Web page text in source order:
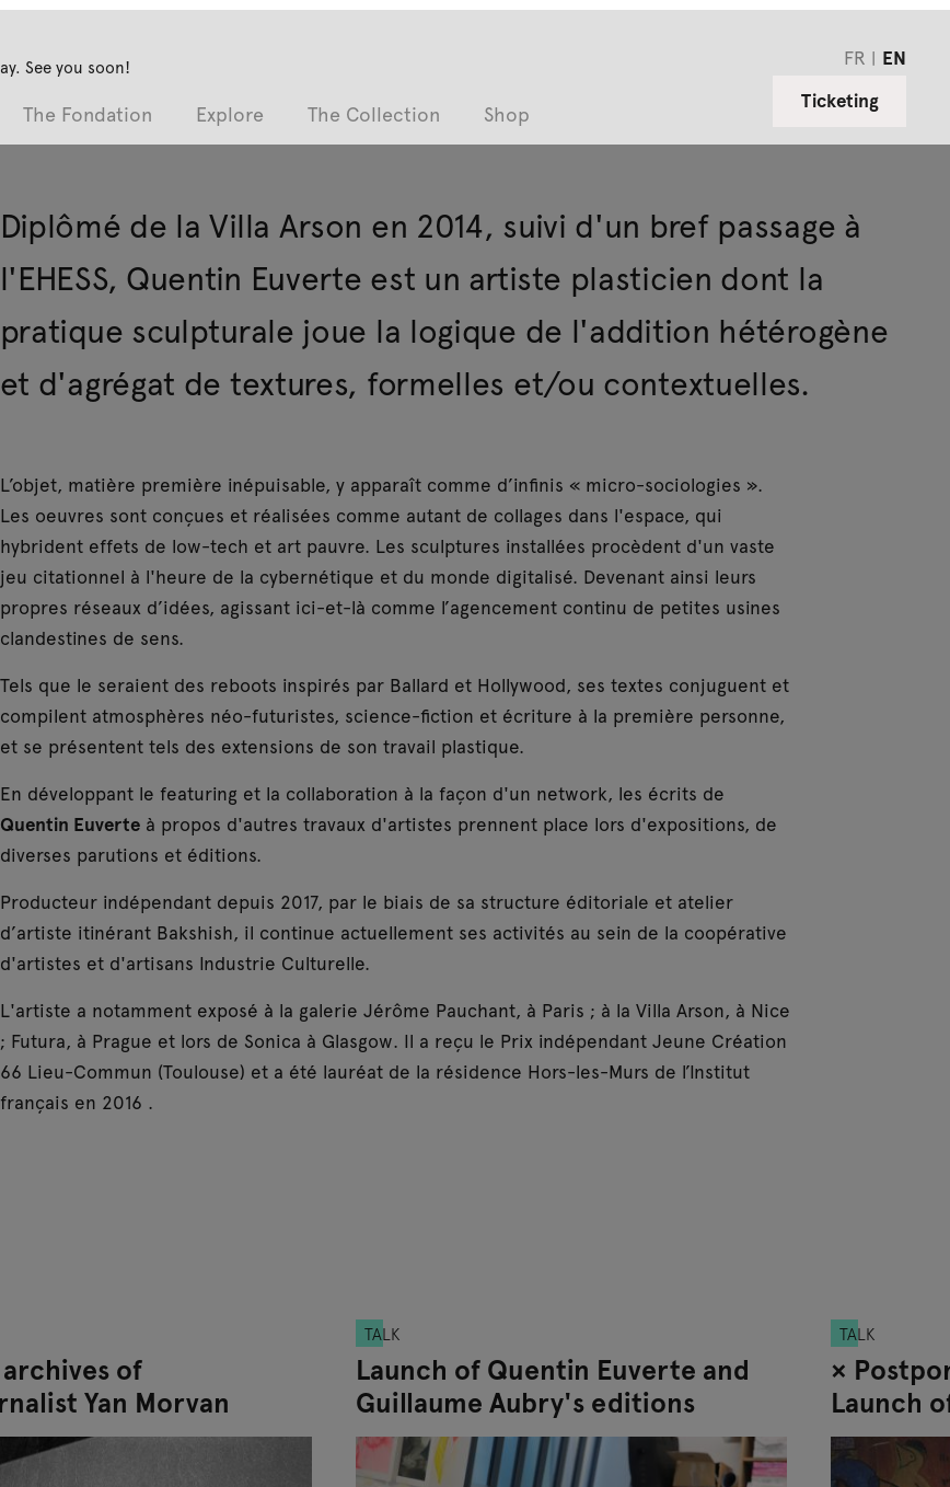
See you soon!
The Fondation Explore The Collection Shop
FR
EN
Ticketing
Diplômé de la Villa Arson en 2014, suivi d'un bref passage à
l'EHESS, Quentin Euverte est un artiste plasticien dont la
pratique sculpturale joue la logique de l'addition hétérogène
et d'agrégat de textures, formelles et/ou contextuelles.
L’objet, matière première inépuisable, y apparaît comme d’infinis « micro-sociologies ».
Les oeuvres sont conçues et réalisées comme autant de collages dans l'espace, qui
hybrident effets de low-tech et art pauvre. Les sculptures installées procèdent d'un vaste
jeu citationnel à l'heure de la cybernétique et du monde digitalisé. Devenant ainsi leurs
propres réseaux d’idées, agissant ici-et-là comme l’agencement continu de petites usines
clandestines de sens.
Tels que le seraient des reboots inspirés par Ballard et Hollywood, ses textes conjuguent et
compilent atmosphères néo-futuristes, science-fiction et écriture à la première personne,
et se présentent tels des extensions de son travail plastique.
En développant le featuring et la collaboration à la façon d'un network, les écrits de
Quentin Euverteà propos d'autres travaux d'artistes prennent place lors d'expositions, de
diverses parutions et éditions.
Producteur indépendant depuis 2017, par le biais de sa structure éditoriale et atelier
d’artiste itinérant Bakshish, il continue actuellement ses activités au sein de la coopérative
d'artistes et d'artisans Industrie Culturelle.
L'artiste a notamment exposé à la galerie Jérôme Pauchant, à Paris ; à la Villa Arson, à Nice
; Futura, à Prague et lors de Sonica à Glasgow. Il a reçu le Prix indépendant Jeune Création
66 Lieu-Commun (Toulouse) et a été lauréat de la résidence Hors-les-Murs de l’Institut
français en 2016 .
of
Yan Morvan
TALK
Launch of Quentin Euverte and
Guillaume Aubry's editions
TALK
×
Launch
Euverte